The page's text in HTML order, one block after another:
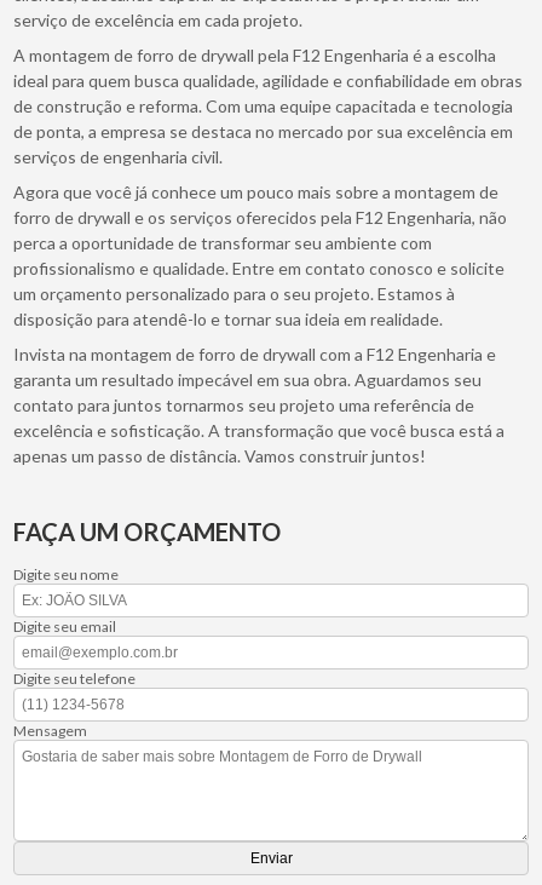
serviço de excelência em cada projeto.
A montagem de forro de drywall pela F12 Engenharia é a escolha
ideal para quem busca qualidade, agilidade e confiabilidade em obras
de construção e reforma. Com uma equipe capacitada e tecnologia
de ponta, a empresa se destaca no mercado por sua excelência em
serviços de engenharia civil.
Agora que você já conhece um pouco mais sobre a montagem de
forro de drywall e os serviços oferecidos pela F12 Engenharia, não
perca a oportunidade de transformar seu ambiente com
profissionalismo e qualidade. Entre em contato conosco e solicite
um orçamento personalizado para o seu projeto. Estamos à
disposição para atendê-lo e tornar sua ideia em realidade.
Invista na montagem de forro de drywall com a F12 Engenharia e
garanta um resultado impecável em sua obra. Aguardamos seu
contato para juntos tornarmos seu projeto uma referência de
excelência e sofisticação. A transformação que você busca está a
apenas um passo de distância. Vamos construir juntos!
FAÇA UM ORÇAMENTO
Digite seu nome
Digite seu email
Digite seu telefone
Mensagem